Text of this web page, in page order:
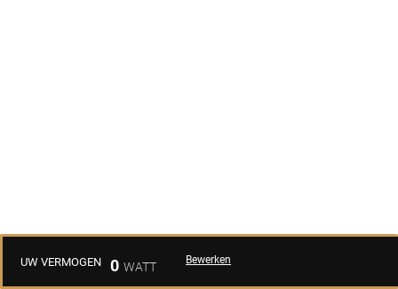
UW VERMOGEN 0 Bewerken